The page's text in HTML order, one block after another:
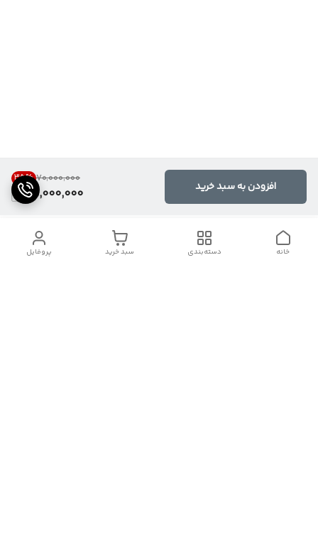
۷۰٬۰۰۰٬۰۰۰ 35%
45,000,000 افزودن به سبد خرید
پروفایل سبد خرید دسته‌بندی خانه